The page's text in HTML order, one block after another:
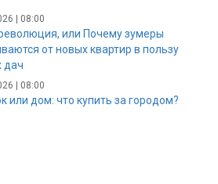
| 08:00
или Почему зумеры
от новых квартир в пользу
дач
| 08:00
или дом: что купить за городом?